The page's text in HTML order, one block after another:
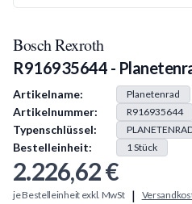
Bosch Rexroth
R916935644 -
Produkt Information
Artikelname: Planetenrad
Artikelnummer: R916935644
Typenschlüssel:
Bestelleinheit: 1Stück
2.226,62 €
je Bestelleinheit exkl. MwSt |